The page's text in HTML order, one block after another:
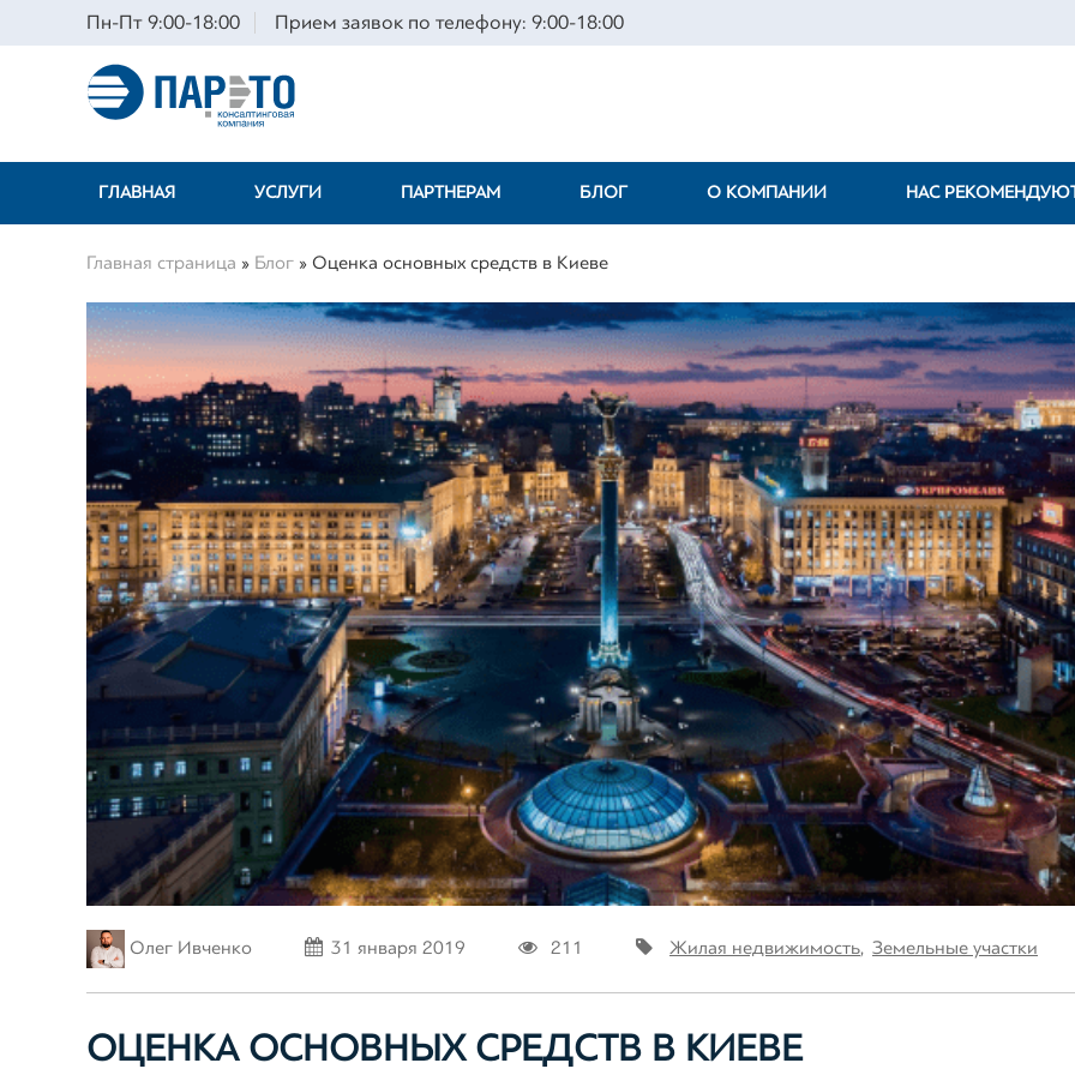
Пн-Пт 9:00-18:00 Прием заявок по телефону: 9:00-18:00
ГЛАВНАЯ УСЛУГИ ПАРТНЕРАМ БЛОГ О КОМПАНИИ НАС
Главная страница » Блог » Оценка основных средств в Киеве
Олег Ивченко 31 января 2019 211 Жилая недвижимость, Земельные участки
ОЦЕНКА ОСНОВНЫХ СРЕДСТВ В КИЕВЕ